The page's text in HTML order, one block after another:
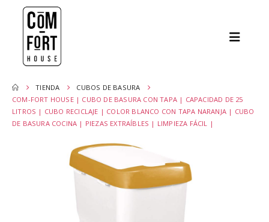
TIENDA
CUBOS DE BASURA
COM-FORT HOUSE | CUBO DE BASURA CON TAPA | CAPACIDAD DE 25
LITROS | CUBO RECICLAJE | COLOR BLANCO CON TAPA NARANJA | CUBO
DE BASURA COCINA | PIEZAS EXTRAÍBLES | LIMPIEZA FÁCIL |